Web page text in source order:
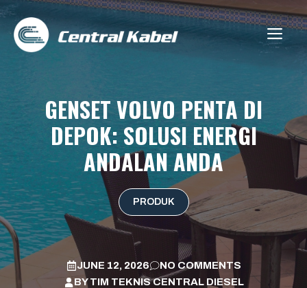
Skip
content
GENSET VOLVO PENTA DI
DEPOK: SOLUSI ENERGI
ANDALAN ANDA
PRODUK
JUNE 12, 2026
NO COMMENTS
BYTIM TEKNIS CENTRAL DIESEL